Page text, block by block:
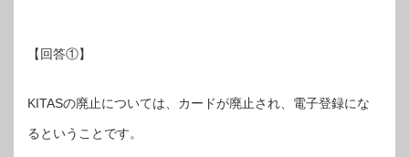
【回答①】
KITASの廃止については、カードが廃止され、電子登録にな
るということです。